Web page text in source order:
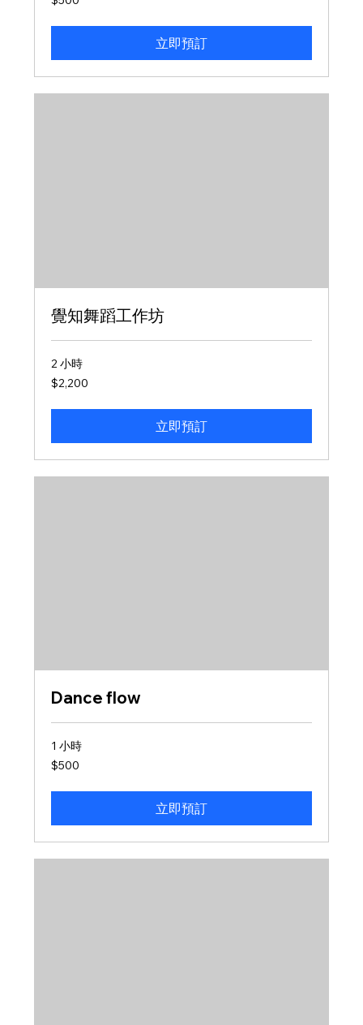
新
幣
立即預訂
覺知舞蹈工作坊
2 小時
2,200
新
幣
$2,200
立即預訂
Dance flow
1 小時
500
新
幣
$500
立即預訂